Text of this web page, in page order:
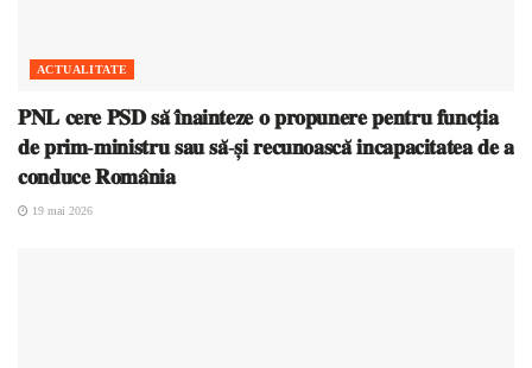
ACTUALITATE
𝐏𝐍𝐋 𝐜𝐞𝐫𝐞 𝐏𝐒𝐃 𝐬𝐚̆ 𝐢̂𝐧𝐚𝐢𝐧𝐭𝐞𝐳𝐞 𝐨 𝐩𝐫𝐨𝐩𝐮𝐧𝐞𝐫𝐞 𝐩𝐞𝐧𝐭𝐫𝐮 𝐟𝐮𝐧𝐜𝐭̦𝐢𝐚
𝐝𝐞 𝐩𝐫𝐢𝐦-𝐦𝐢𝐧𝐢𝐬𝐭𝐫𝐮 𝐬𝐚𝐮 𝐬𝐚̆-𝐬̦𝐢 𝐫𝐞𝐜𝐮𝐧𝐨𝐚𝐬𝐜𝐚̆ 𝐢𝐧𝐜𝐚𝐩𝐚𝐜𝐢𝐭𝐚𝐭𝐞𝐚 𝐝𝐞 𝐚
𝐜𝐨𝐧𝐝𝐮𝐜𝐞 𝐑𝐨𝐦𝐚̂𝐧𝐢𝐚
19 mai 2026